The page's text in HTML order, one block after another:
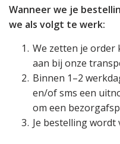
Wanneer we je
we als volgt te werk:
We zetten je order
aan bij onze
Binnen 1–2
en/of sms een
om een
Je bestelling